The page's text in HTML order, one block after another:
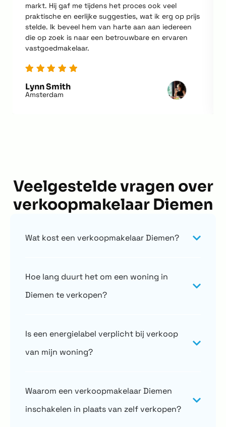
markt. Hij gaf me tijdens het proces ook veel
praktische en eerlijke suggesties, wat ik erg op prijs
stelde. Ik beveel hem van harte aan aan iedereen
die op zoek is naar een betrouwbare en ervaren
vastgoedmakelaar.
Lynn Smith
Amsterdam
Veelgestelde vragen over
verkoopmakelaar Diemen
Wat kost een verkoopmakelaar Diemen?
Hoe lang duurt het om een woning in
Diemen te verkopen?
Is een energielabel verplicht bij verkoop
van mijn woning?
Waarom een verkoopmakelaar Diemen
inschakelen in plaats van zelf verkopen?